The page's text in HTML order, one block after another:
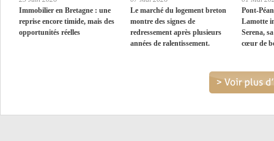
Immobilier en Bretagne : une
reprise encore timide, mais des
opportunités réelles
Le marché du logement breton
montre des signes de
redressement après plusieurs
années de ralentissement.
Pont-
Lamotte
Serena,
cœur de